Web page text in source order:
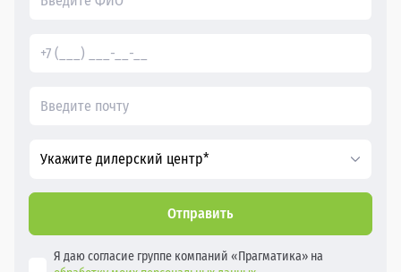
Укажите дилерский центр*
Отправить
Я даю согласие группе компаний «Прагматика» на